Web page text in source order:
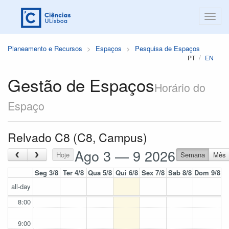
Planeamento e Recursos Espaços Pesquisa de Espaços
PT EN
Gestão de EspaçosHorário do
Espaço
Relvado C8 (C8, Campus)
‹ › Hoje Ago 3 — 9 2026 Semana
Mês
Seg 3/8 Ter 4/8 Qua 5/8 Qui 6/8 Sex 7/8 Sab 8/8 Dom 9/8
all-day
8:00
9:00